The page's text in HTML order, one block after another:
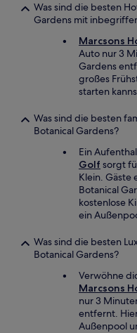
Was sind die besten
Gardens mit
Marcsons
Auto nur 3
Gardens
großes
starten
Was sind die besten
Botanical Gardens?
Ein
Golf sorgt
Klein. Gäste
Botanical
kostenlose
ein
Was sind die besten
Botanical Gardens?
Verwöhne
Marcsons
nur 3
entfernt.
Außenpool